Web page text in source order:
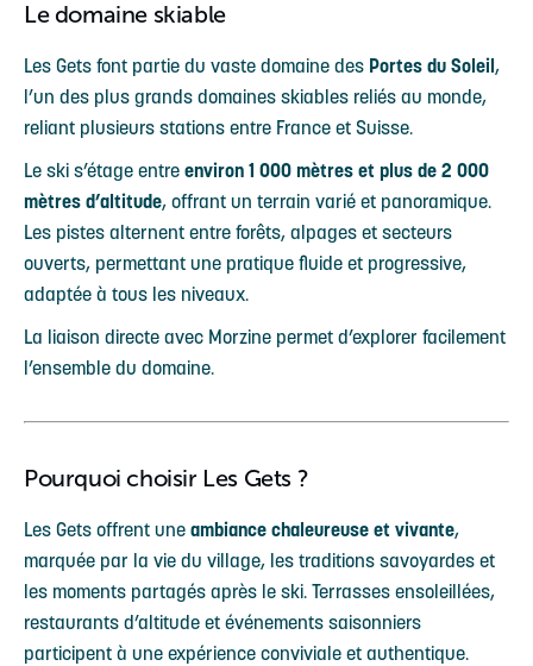
Le domaine skiable
Les Gets font partie du vaste domaine des Portes du Soleil,
l’un des plus grands domaines skiables reliés au monde,
reliant plusieurs stations entre France et Suisse.
Le ski s’étage entre environ 1 000 mètres et plus de 2 000
mètres d’altitude, offrant un terrain varié et panoramique.
Les pistes alternent entre forêts, alpages et secteurs
ouverts, permettant une pratique fluide et progressive,
adaptée à tous les niveaux.
La liaison directe avec Morzine permet d’explorer facilement
l’ensemble du domaine.
Pourquoi choisir Les Gets ?
Les Gets offrent une ambiance chaleureuse et vivante,
marquée par la vie du village, les traditions savoyardes et
les moments partagés après le ski. Terrasses ensoleillées,
restaurants d’altitude et événements saisonniers
participent à une expérience conviviale et authentique.